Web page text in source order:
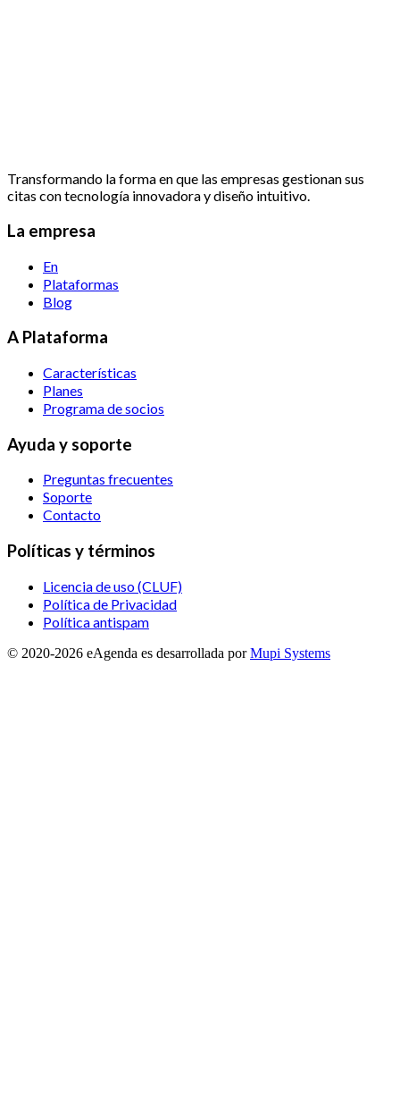
Transformando la forma en que las empresas gestionan sus
citas con tecnología innovadora y diseño intuitivo.
La empresa
En
Plataformas
Blog
A Plataforma
Características
Planes
Programa de socios
Ayuda y soporte
Preguntas frecuentes
Soporte
Contacto
Políticas y términos
Licencia de uso (CLUF)
Política de Privacidad
Política antispam
© 2020-2026 eAgenda es desarrollada porMupi Systems